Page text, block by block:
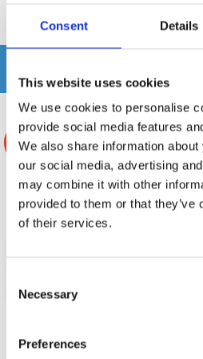
Consent Details
This website uses cookies
We use cookies to personalise
provide social media features
We also share information
our social media, advertising
may combine it with other
provided to them or that
of their services.
Selection
Necessary
Preferences
Produkten har inga
-28% -